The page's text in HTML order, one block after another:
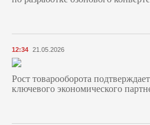
12:34 21.05.2026
Рост товарооборота
ключевого экономического